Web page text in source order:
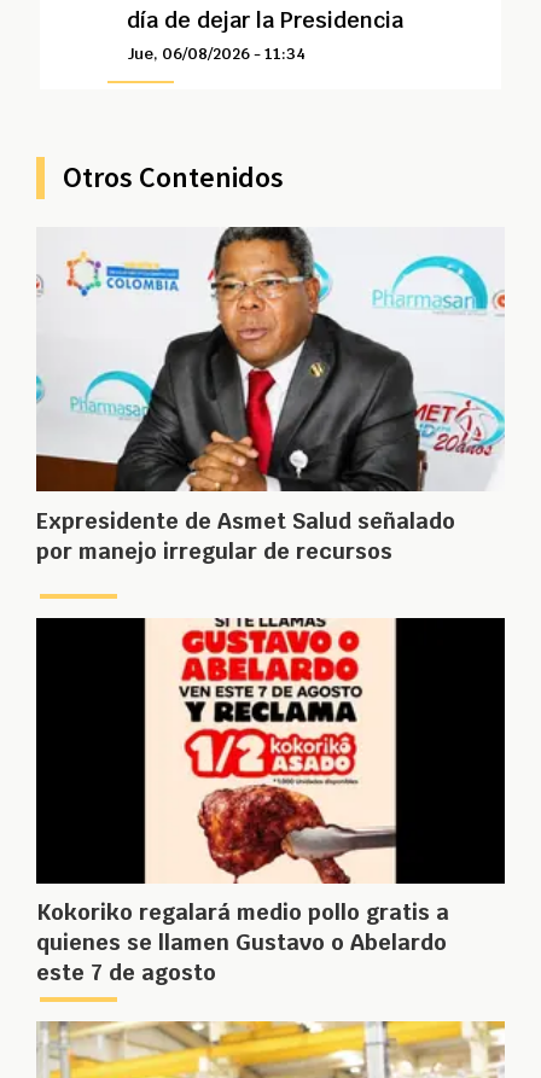
día de dejar la Presidencia
Jue, 06/08/2026 - 11:34
Otros Contenidos
Expresidente de Asmet Salud señalado
por manejo irregular de recursos
Kokoriko regalará medio pollo gratis a
quienes se llamen Gustavo o Abelardo
este 7 de agosto